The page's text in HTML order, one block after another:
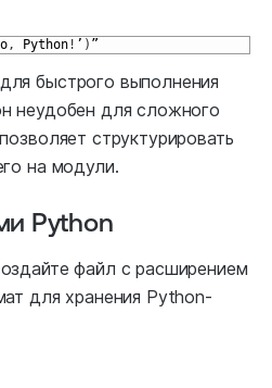
, Python ! ’ ) ”
быстрого выполнения
неудобен для сложного
структурировать
на модули.
Python
файл с расширением
для хранения Python-